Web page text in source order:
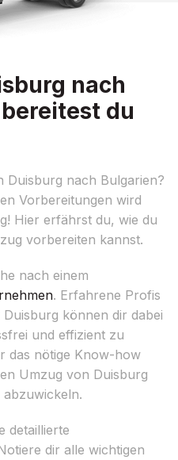
nach
du
Duisburg nach Bulgarien?
Vorbereitungen wird
Hier erfährst du, wie du
vorbereiten kannst.
nach einem
. Erfahrene Profis
können dir dabei
und effizient zu
das nötige Know-how
Umzug von Duisburg
detaillierte
dir alle wichtigen